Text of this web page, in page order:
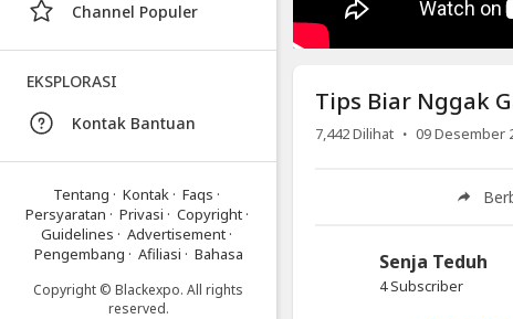
Artikel
Terbaru
Blackexpo
Info
lanjut
Biar
Nggak
Gampang
Baper
Blackexpo
Tips Biar Nggak
7,442Dilihat · 09 Desember
Senja Teduh
4 Subscriber
Channel Populer
EKSPLORASI
Kontak Bantuan
Tentang · Kontak · Faqs ·
Persyaratan · Privasi · Copyright·
Guidelines · Advertisement ·
Pengembang · Afiliasi · Bahasa
Copyright © Blackexpo. All rights
reserved.